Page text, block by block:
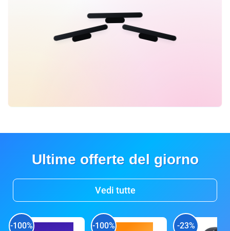
Ultime offerte del giorno
Vedi tutte
-100% -100% -23%